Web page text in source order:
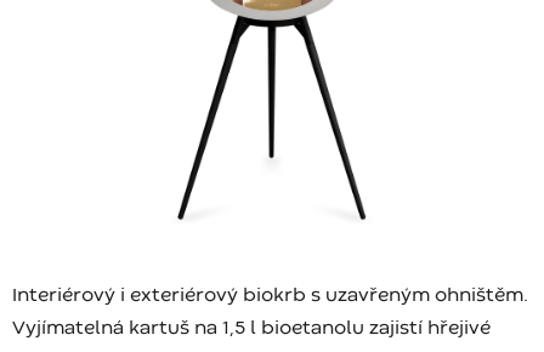
Interiérový i exteriérový biokrb s uzavřeným ohništěm.
Vyjímatelná kartuš na 1,5 l bioetanolu zajistí hřejivé